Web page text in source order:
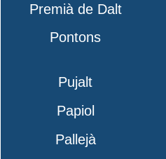
Premià de Dalt
Pontons
Pujalt
Papiol
Pallejà